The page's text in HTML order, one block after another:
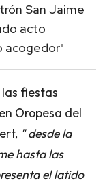
San Jaime
acto
acogedor"
fiestas
Oropesa del
" desde la
hasta las
el latido